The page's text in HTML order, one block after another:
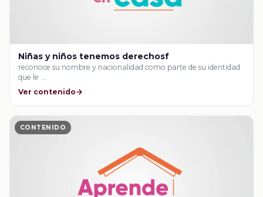
Niñas y niños tenemos derechosf
reconoce su nombre y nacionalidad como parte de su identidad
que le …
Ver contenido
CONTENIDO